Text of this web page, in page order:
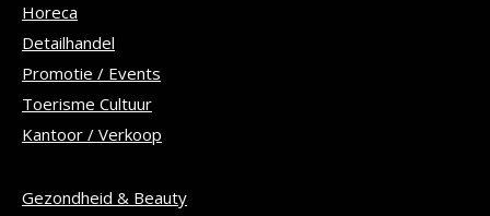
Horeca
Detailhandel
Promotie / Events
Toerisme Cultuur
Kantoor / Verkoop
Gezondheid & Beauty